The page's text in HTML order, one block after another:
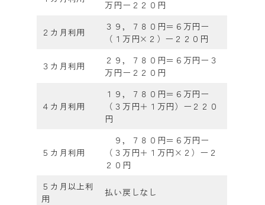
万円ー２２０円
２カ月利用
３９，７８０円＝６万円ー
（１万円×２）ー２２０円
３カ月利用
２９，７８０円＝６万円ー３
万円ー２２０円
４カ月利用
１９，７８０円＝６万円ー
（３万円＋１万円）ー２２０
円
５カ月利用
９，７８０円＝６万円ー
（３万円＋１万円×２）ー２
２０円
５カ月以上利
用
払い戻しなし